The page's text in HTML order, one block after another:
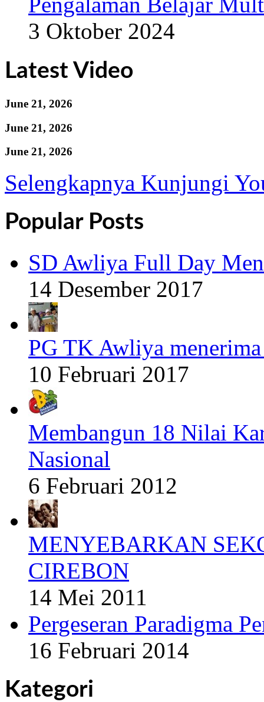
3 Oktober 2024
Latest Video
June 21, 2026
June 21, 2026
June 21, 2026
Selengkapnya Kunjungi
Popular Posts
SD Awliya Full Day
14 Desember 2017
PG TK Awliya
10 Februari 2017
Membangun 18 Nilai
Nasional
6 Februari 2012
MENYEBARKAN
CIREBON
14 Mei 2011
Pergeseran Paradigma
16 Februari 2014
Kategori